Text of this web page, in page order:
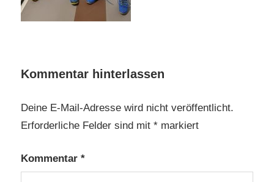
Kommentar hinterlassen
Deine E-Mail-Adresse wird nicht veröffentlicht.
Erforderliche Felder sind mit * markiert
Kommentar *